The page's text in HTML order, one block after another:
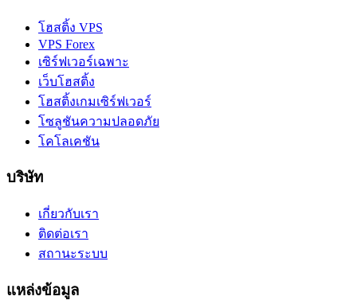
โฮสติ้ง VPS
VPS Forex
เซิร์ฟเวอร์เฉพาะ
เว็บโฮสติ้ง
โฮสติ้งเกมเซิร์ฟเวอร์
โซลูชันความปลอดภัย
โคโลเคชัน
บริษัท
เกี่ยวกับเรา
ติดต่อเรา
สถานะระบบ
แหล่งข้อมูล